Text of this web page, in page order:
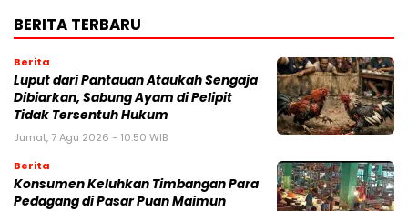
BERITA TERBARU
Berita
Luput dari Pantauan Ataukah Sengaja
Dibiarkan, Sabung Ayam di Pelipit
Tidak Tersentuh Hukum
Jumat, 7 Agu 2026 - 10:50 WIB
Berita
Konsumen Keluhkan Timbangan Para
Pedagang di Pasar Puan Maimun